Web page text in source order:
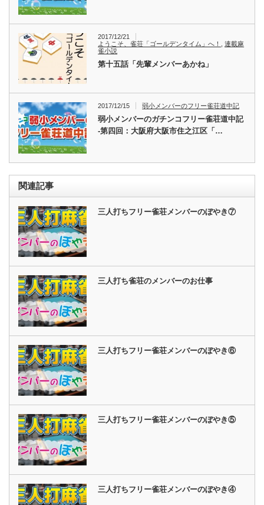
2017/12/21
ようこそ、雀荘「ゴールデンタイム」へ！
,連載麻
雀小説
第十五話「先輩メンバーあかね」
2017/12/15 弱小メンバーのフリー雀荘道中記
弱小メンバーのガチンコフリー雀荘道中記
-第四回：大阪府大阪市住之江区「…
関連記事
三人打ちフリー雀荘メンバーのぼやき⑦
三人打ち雀荘のメンバーのお仕事
三人打ちフリー雀荘メンバーのぼやき⑥
三人打ちフリー雀荘メンバーのぼやき⑤
三人打ちフリー雀荘メンバーのぼやき④